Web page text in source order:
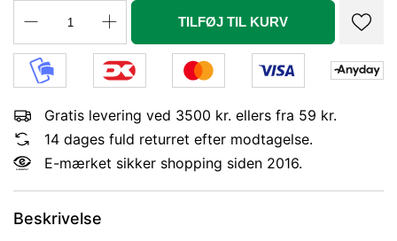
TILFØJ TIL KURV
Gratis levering ved 3500 kr. ellers fra 59 kr.
14 dages fuld returret efter modtagelse.
E-mærket sikker shopping siden 2016.
Beskrivelse